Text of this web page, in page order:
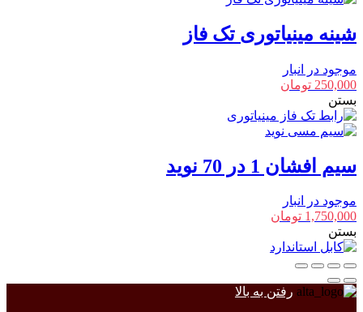
شینه مینیاتوری تک فاز
موجود در انبار
250,000 تومان
بستن
سیم افشان 1 در 70 نوید
موجود در انبار
1,750,000 تومان
بستن
رفتن به بالا